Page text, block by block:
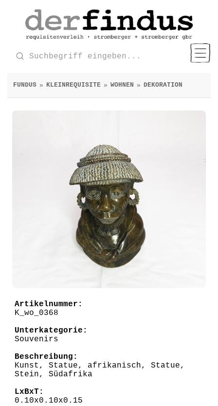
FUNDUS » KLEINREQUISITE » WOHNEN » DEKORATION
Artikelnummer:
K_wo_0368
Unterkategorie:
Souvenirs
Beschreibung:
Kunst, Statue, afrikanisch, Statue,
Stein, Südafrika
LxBxT:
0.10x0.10x0.15